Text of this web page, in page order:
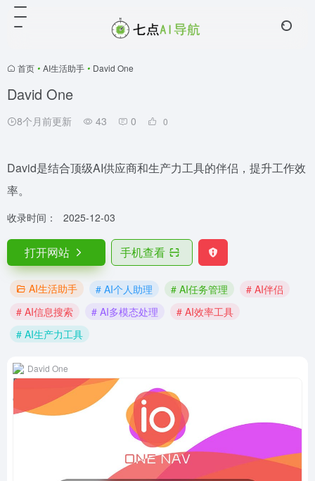
首页 • AI生活助手 • David One
David One
8个月前更新 43 0 0
David是结合顶级AI供应商和生产力工具的伴侣，提升工作效
率。
收录时间： 2025-12-03
打开网站 手机查看
AI生活助手 # AI个人助理 # AI任务管理
# AI伴侣
# AI信息搜索
# AI多模态处理
# AI效率工具
# AI生产力工具
David One